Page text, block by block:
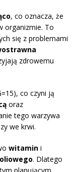
, co oznacza, że
organizmie. To
się z problemami
zdrowemu
co czyni ją
oraz
tego warzywa
we krwi.
witamin i
. Dlatego